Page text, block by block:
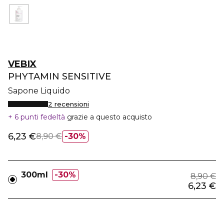
VEBIX
PHYTAMIN SENSITIVE
Sapone Liquido
2 recensioni
6 punti fedeltà grazie a questo acquisto
30%
6,23 €8,90 €
300ml 30% 8,90 €
6,23 €